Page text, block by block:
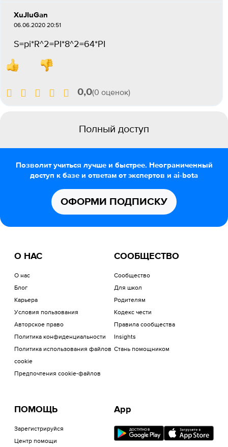
XuJIuGan
06.06.2020 20:51
S=pi*R^2=PI*8^2=64*PI
0,0(0 оценок)
Полный доступ
Позволит учиться лучше и быстрее. Неограниченный
доступ к базе и ответам от экспертов и ai-bota
ОФОРМИ ПОДПИСКУ
О НАС
О нас
Блог
Карьера
Условия пользования
Авторское право
Политика конфиденциальности
Политика использования файлов
cookie
Предпочтения cookie-файлов
СООБЩЕСТВО
Сообщество
Для школ
Родителям
Кодекс чести
Правила сообщества
Insights
Стань помощником
ПОМОЩЬ
Зарегистрируйся
Центр помощи
App